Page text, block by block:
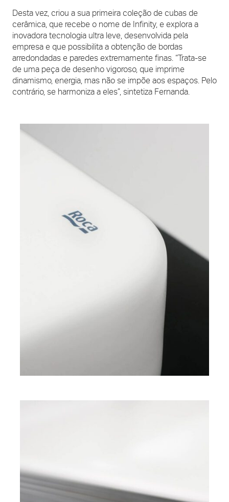
Desta vez, criou a sua primeira coleção de cubas de
cerâmica, que recebe o nome de Infinity, e explora a
inovadora tecnologia ultra leve, desenvolvida pela
empresa e que possibilita a obtenção de bordas
arredondadas e paredes extremamente finas. “Trata-se
de uma peça de desenho vigoroso, que imprime
dinamismo, energia, mas não se impõe aos espaços. Pelo
contrário, se harmoniza a eles”, sintetiza Fernanda.